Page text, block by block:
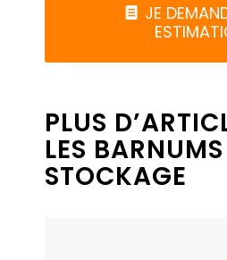
JE
PLUS
LES
STOCKAGE